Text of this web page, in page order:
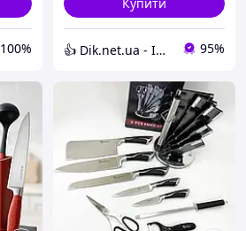
100% 👍 Dik.net.ua - Інтернет магазин 95%